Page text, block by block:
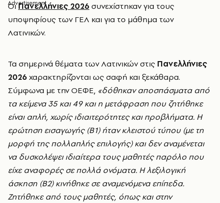
ΟιΠανελλήνιες 2026συνεχίστηκαν για τους
υποψηφίους των ΓΕΛ και για το μάθημα των
Λατινικών.
Τα σημερινά θέματα των Λατινικών στις Πανελλήνιες
2026χαρακτηρίζονται ως σαφή και ξεκάθαρα.
Σύμφωνα με την ΟΕΦΕ, «δόθηκαν αποσπάσματα από
τα κείμενα 35 και 49 και η μετάφραση που ζητήθηκε
είναι απλή, χωρίς ιδιαιτερότητες και προβλήματα. Η
ερώτηση εισαγωγής (Β1) ήταν κλειστού τύπου (με τη
μορφή της πολλαπλής επιλογής) και δεν αναμένεται
να δυσκολέψει ιδιαίτερα τους μαθητές παρόλο που
είχε αναφορές σε πολλά ονόματα. Η λεξιλογική
άσκηση (Β2) κινήθηκε σε αναμενόμενα επίπεδα.
Ζητήθηκε από τους μαθητές, όπως και στην